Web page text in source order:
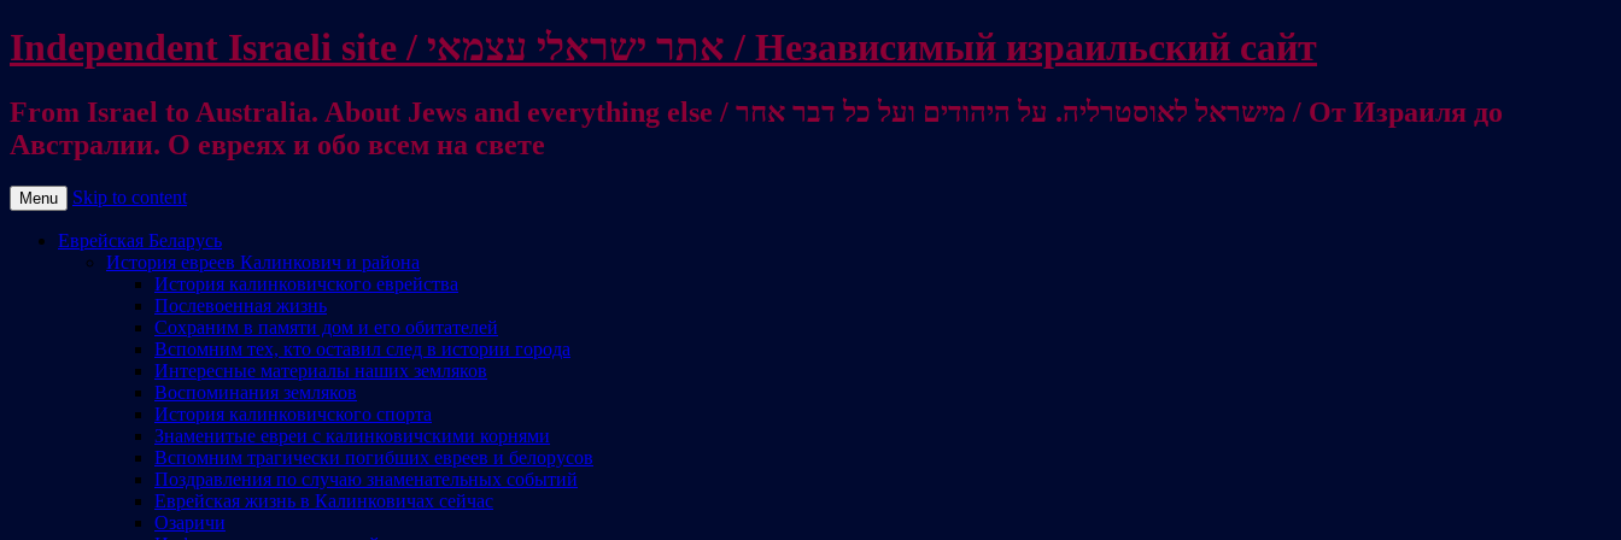
Independent Israeli site / אתר ישראלי עצמאי / Независимый израильский сайт
From Israel to Australia. About Jews and everything else / מישראל לאוסטרליה. על היהודים ועל כל דבר אחר / От Израиля до
Австралии. О евреях и обо всем на свете
Menu Skip to content
Еврейская Беларусь
История евреев Калинкович и района
История калинковичского еврейства
Послевоенная жизнь
Сохраним в памяти дом и его обитателей
Вспомним тех, кто оставил след в истории города
Интересные материалы наших земляков
Воспоминания земляков
История калинковичского спорта
Знаменитые евреи с калинковичскими корнями
Вспомним трагически погибших евреев и белорусов
Поздравления по случаю знаменательных событий
Еврейская жизнь в Калинковичах сейчас
Озаричи